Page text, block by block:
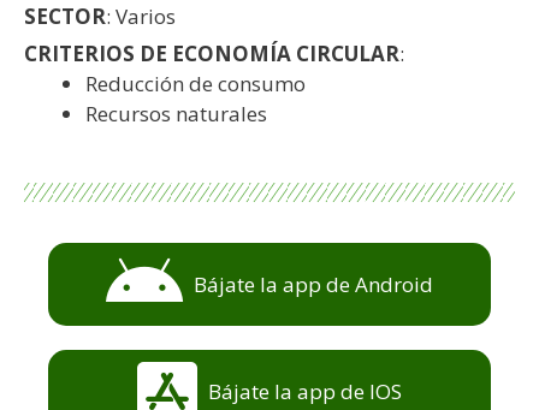
SECTOR: Varios
CRITERIOS DE ECONOMÍA CIRCULAR:
Reducción de consumo
Recursos naturales
Bájate la app de Android
Bájate la app de IOS